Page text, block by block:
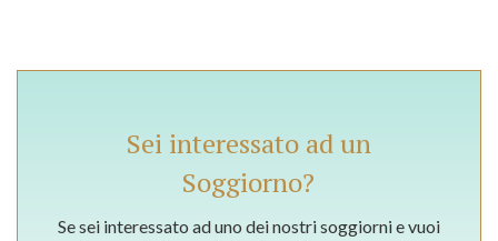
Sei interessato ad un
Soggiorno?
Se sei interessato ad uno dei nostri soggiorni e vuoi